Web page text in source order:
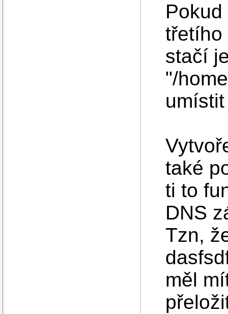
třetího
stačí
"/
také
ti to
DNS
Tzn,
měl